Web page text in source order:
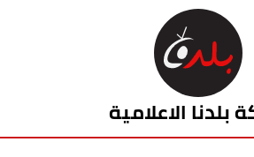
بلدنا الاعلامية